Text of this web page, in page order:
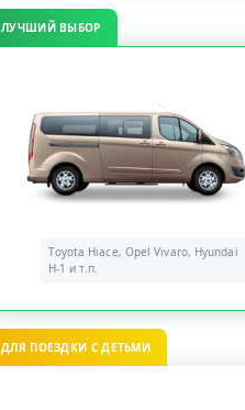
ЛУЧШИЙ ВЫБОР
Toyota Hiace, Opel Vivaro, Hyundai
H-1 и т.п.
ДЛЯ ПОЕЗДКИ С ДЕТЬМИ